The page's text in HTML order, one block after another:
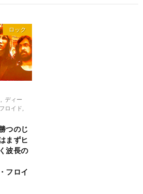
ロック
ディー
ロイド
つのじ
ずヒ
波長の
ロイ